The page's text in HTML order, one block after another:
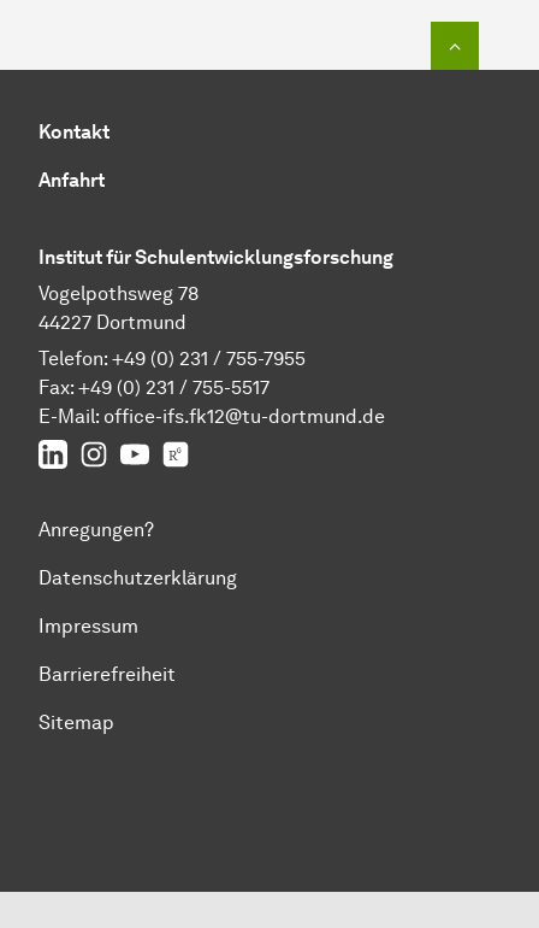
Kontakt
Anfahrt
Institut für Schulentwicklungsforschung
Vogelpothsweg 78
44227 Dortmund
Telefon: +49 (0) 231 / 755-7955
Fax: +49 (0) 231 / 755-5517
E-Mail: office-ifs.fk12@tu-dortmund.de
LinkedInIFS auf Instagram
IFS auf YouTube
Anregungen?
Datenschutzerklärung
Impressum
Barrierefreiheit
Sitemap